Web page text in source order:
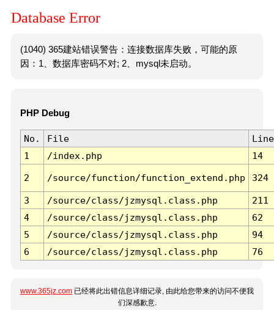
Database Error
(1040) 365建站错误警告：连接数据库失败，可能的原
因：1、数据库密码不对; 2、mysql未启动。
PHP Debug
No. File
Line
1
/index.php 14
2 /source/function/function_extend.php 324
3 /source/class/jzmysql.class.php
211
4
/source/class/jzmysql.class.php
62
5
/source/class/jzmysql.class.php
94
6
/source/class/jzmysql.class.php 76
www.365jz.com 已经将此出错信息详细记录, 由此给您带来的访问不便我
们深感歉意.